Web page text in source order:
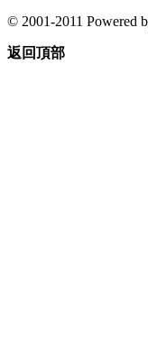
© 2001-2011 Powered
返回頂部